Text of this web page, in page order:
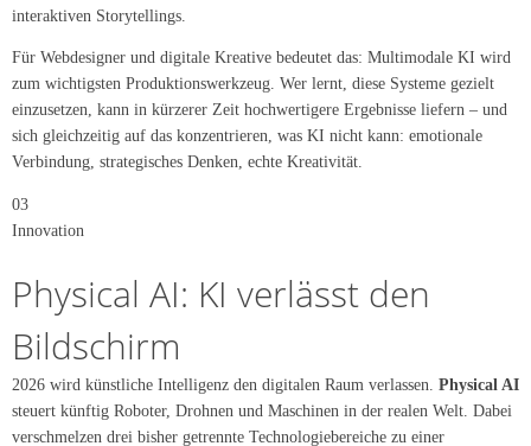
interaktiven Storytellings.
Für Webdesigner und digitale Kreative bedeutet das: Multimodale KI wird
zum wichtigsten Produktionswerkzeug. Wer lernt, diese Systeme gezielt
einzusetzen, kann in kürzerer Zeit hochwertigere Ergebnisse liefern – und
sich gleichzeitig auf das konzentrieren, was KI nicht kann: emotionale
Verbindung, strategisches Denken, echte Kreativität.
03
Innovation
Physical AI: KI verlässt den
Bildschirm
2026 wird künstliche Intelligenz den digitalen Raum verlassen. Physical AI
steuert künftig Roboter, Drohnen und Maschinen in der realen Welt. Dabei
verschmelzen drei bisher getrennte Technologiebereiche zu einer